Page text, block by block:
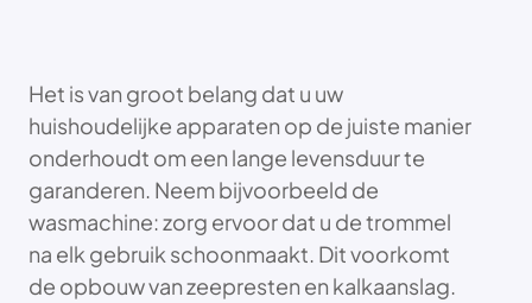
Het is van groot belang dat u uw
huishoudelijke apparaten op de juiste manier
onderhoudt om een lange levensduur te
garanderen. Neem bijvoorbeeld de
wasmachine: zorg ervoor dat u de trommel
na elk gebruik schoonmaakt. Dit voorkomt
de opbouw van zeepresten en kalkaanslag.